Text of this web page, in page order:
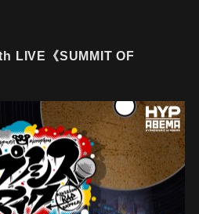
LIVE《SUMMIT OF